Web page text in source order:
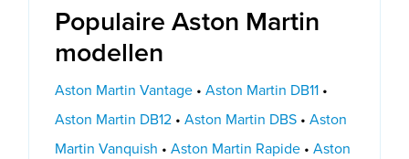
Populaire Aston Martin
modellen
Aston Martin Vantage • Aston Martin DB11 •
Aston Martin DB12 • Aston Martin DBS • Aston
Martin Vanquish • Aston Martin Rapide • Aston